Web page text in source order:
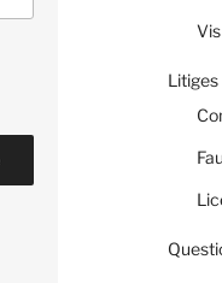
Litiges